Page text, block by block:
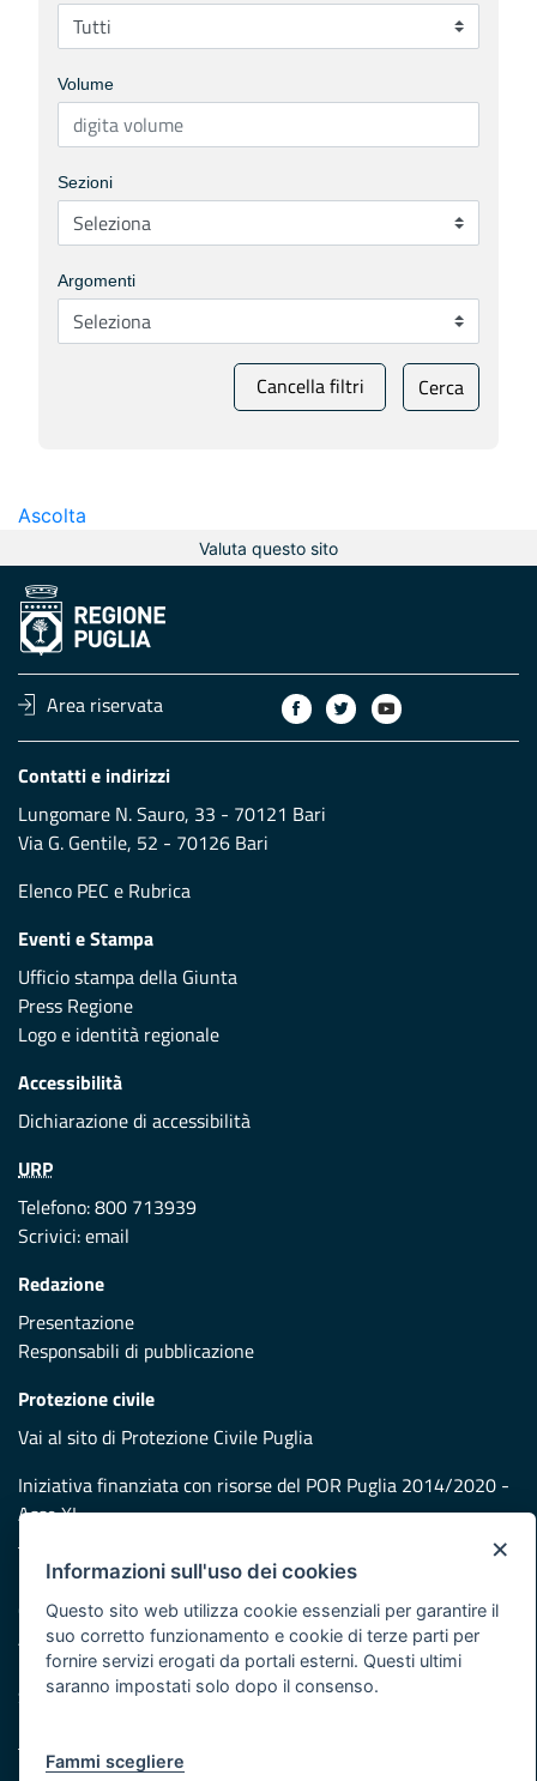
Volume
Sezioni
Argomenti
Cancella filtri Cerca
Ascolta
Valuta questo sito
Area riservata
Contatti e indirizzi
Lungomare N. Sauro, 33 - 70121 Bari
Via G. Gentile, 52 - 70126 Bari
Elenco PEC e Rubrica
Eventi e Stampa
Ufficio stampa della Giunta
Press Regione
Logo e identità regionale
Accessibilità
Dichiarazione di accessibilità
URP
Telefono: 800 713939
Scrivici:email
Redazione
Presentazione
Responsabili di pubblicazione
Protezione civile
Vai al sito di Protezione Civile Puglia
Iniziativa finanziata con risorse del POR Puglia 2014/2020 -
Asse XI
Note legali
Cookie e privacy
Atti di notifica
Feed RSS
Servizi Intranet
×
Informazioni sull'uso dei cookies
Questo sito web utilizza cookie essenziali per garantire il
suo corretto funzionamento e cookie di terze parti per
fornire servizi erogati da portali esterni. Questi ultimi
saranno impostati solo dopo il consenso.
Fammi scegliere